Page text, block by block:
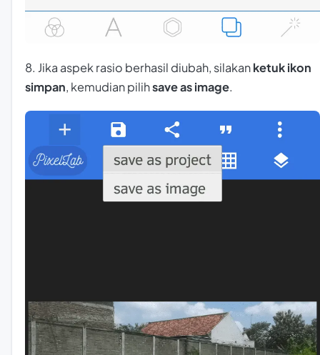
8. Jika aspek rasio berhasil diubah, silakanketuk ikon
simpan, kemudian pilihsave as image.